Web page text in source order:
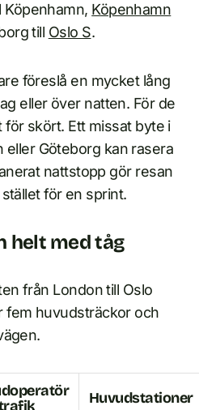
Köpenhamn, Köpenhamn
till Oslo S.
föreslå en mycket lång
eller över natten. För de
skört. Ett missat byte i
eller Göteborg kan rasera
nattstopp gör resan
för en sprint.
helt med tåg
från London till Oslo
fem huvudsträckor och
Huvudstationer